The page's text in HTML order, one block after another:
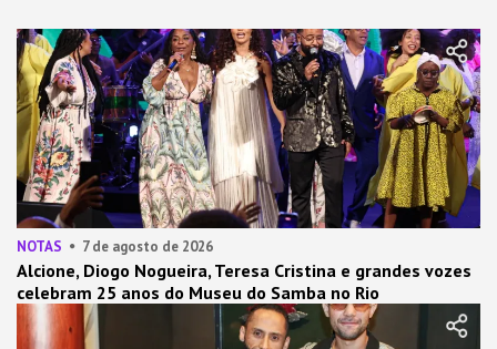
NOTAS 7 de agosto de 2026
Alcione, Diogo Nogueira, Teresa Cristina e grandes vozes
celebram 25 anos do Museu do Samba no Rio